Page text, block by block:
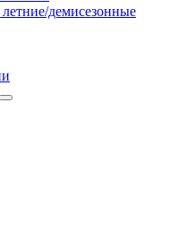
демисезонные